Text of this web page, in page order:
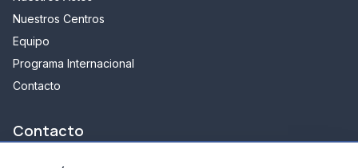
Nuestros Centros
Equipo
Programa Internacional
Contacto
Contacto